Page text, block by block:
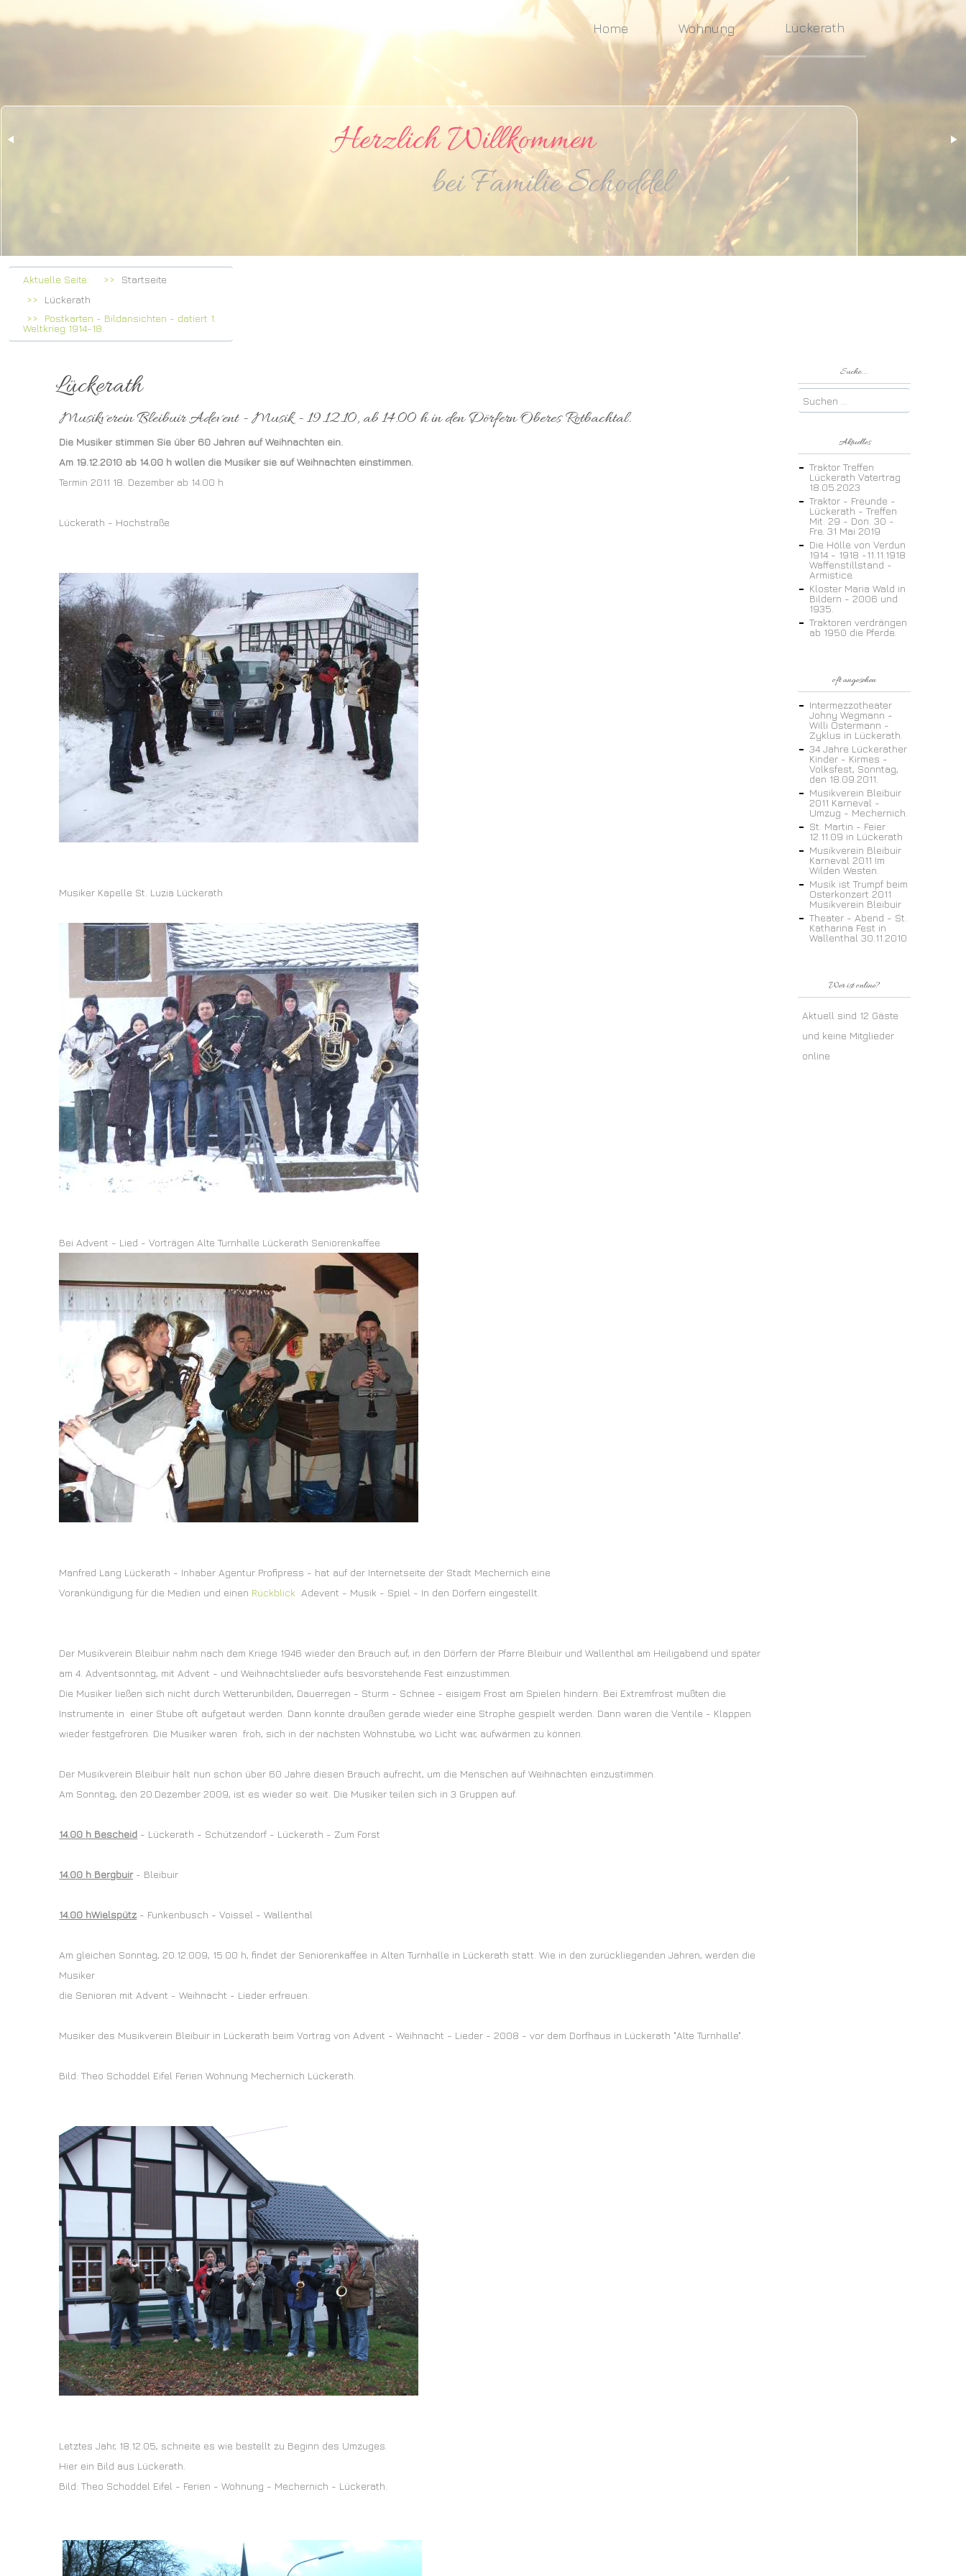
Herzlich Willkommen
bei Familie Schoddel
Home Wohnung Lückerath
Aktuelle Seite:
Startseite
Lückerath
Postkarten - Bildansichten - datiert 1.
Weltkrieg 1914-18.
Lückerath
Musikverein Bleibuir Adevent - Musik - 19.12.10, ab 14.00 h in den Dörfern Oberes Rotbachtal.
Die Musiker stimmen Sie über 60 Jahren auf Weihnachten ein.
Am 19.12.2010 ab 14.00 h wollen die Musiker sie auf Weihnachten einstimmen.
Termin 2011 18. Dezember ab 14.00 h
Lückerath - Hochstraße
Musiker Kapelle St. Luzia Lückerath
Bei Advent - Lied - Vorträgen Alte Turnhalle Lückerath Seniorenkaffee
Manfred Lang Lückerath - Inhaber Agentur Profipress - hat auf der Internetseite der Stadt Mechernich eine
Vorankündigung für die Medien und einen Rückblick Adevent - Musik - Spiel - In den Dörfern eingestellt.
Der Musikverein Bleibuir nahm nach dem Kriege 1946 wieder den Brauch auf, in den Dörfern der Pfarre Bleibuir und Wallenthal am Heiligabend und später
am 4. Adventsonntag, mit Advent - und Weihnachtslieder aufs besvorstehende Fest einzustimmen.
Die Musiker ließen sich nicht durch Wetterunbilden, Dauerregen - Sturm - Schnee - eisigem Frost am Spielen hindern. Bei Extremfrost mußten die
Instrumente in einer Stube oft aufgetaut werden. Dann konnte draußen gerade wieder eine Strophe gespielt werden. Dann waren die Ventile - Klappen
wieder festgefroren. Die Musiker waren froh, sich in der nächsten Wohnstube, wo Licht war, aufwärmen zu können.
Der Musikverein Bleibuir hält nun schon über 60 Jahre diesen Brauch aufrecht, um die Menschen auf Weihnachten einzustimmen.
Am Sonntag, den 20.Dezember 2009, ist es wieder so weit. Die Musiker teilen sich in 3 Gruppen auf.
14.00 h Bescheid - Lückerath - Schützendorf - Lückerath - Zum Forst
14.00 h Bergbuir- Bleibuir
14.00 hWielspütz- Funkenbusch - Voissel - Wallenthal
Am gleichen Sonntag, 20.12.009, 15.00 h, findet der Seniorenkaffee in Alten Turnhalle in Lückerath statt. Wie in den zurückliegenden Jahren, werden die
Musiker
die Senioren mit Advent - Weihnacht - Lieder erfreuen.
Musiker des Musikverein Bleibuir in Lückerath beim Vortrag von Advent - Weihnacht - Lieder - 2008 - vor dem Dorfhaus in Lückerath "Alte Turnhalle".
Bild: Theo Schoddel Eifel Ferien Wohnung Mechernich Lückerath.
Letztes Jahr, 18.12.05, schneite es wie bestellt zu Beginn des Umzuges.
Hier ein Bild aus Lückerath.
Bild: Theo Schoddel Eifel - Ferien - Wohnung - Mechernich - Lückerath.
Suche...
Aktuelles
Traktor Treffen
Lückerath Vatertrag
18.05.2023
Traktor - Freunde -
Lückerath - Treffen
Mit. 29 - Don. 30 -
Fre. 31 Mai 2019
Die Hölle von Verdun
1914 - 1918 -11.11.1918
Waffenstillstand -
Armistice.
Kloster Maria Wald in
Bildern - 2006 und
1935.
Traktoren verdrängen
ab 1950 die Pferde.
oft angesehen
Intermezzotheater
Johny Wegmann -
Willi Ostermann -
Zyklus in Lückerath.
34 Jahre Lückerather
Kinder - Kirmes -
Volksfest, Sonntag,
den 18.09.2011.
Musikverein Bleibuir
2011 Karneval -
Umzug - Mechernich.
St. Martin - Feier
12.11.09 in Lückerath
Musikverein Bleibuir
Karneval 2011 Im
Wilden Westen.
Musik ist Trumpf beim
Osterkonzert 2011
Musikverein Bleibuir
Theater - Abend - St.
Katharina Fest in
Wallenthal 30.11.2010
Wer ist online?
Aktuell sind 12 Gäste
und keine Mitglieder
online